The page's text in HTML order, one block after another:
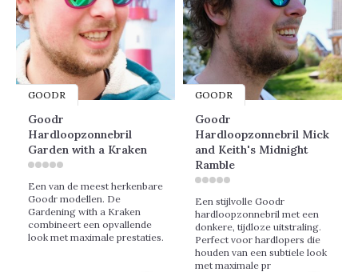
GOODR
Goodr
Hardloopzonnebril
Garden with a Kraken
Een van de meest herkenbare
Goodr modellen. De
Gardening with a Kraken
combineert een opvallende
look met maximale prestaties.
GOODR
Goodr
Hardloopzonnebril Mick
and Keith's Midnight
Ramble
Een stijlvolle Goodr
hardloopzonnebril met een
donkere, tijdloze uitstraling.
Perfect voor hardlopers die
houden van een subtiele look
met maximale pr